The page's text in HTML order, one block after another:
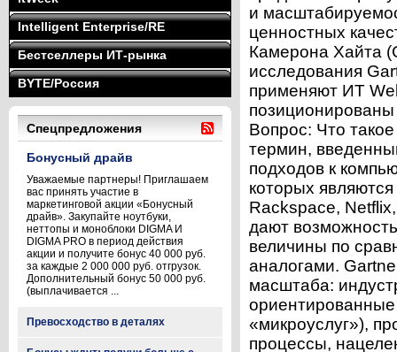
Intelligent Enterprise/RE
Бестселлеры ИТ-рынка
BYTE/Россия
Спецпредложения
Бонусный драйв
Уважаемые партнеры! Приглашаем
вас принять участие в
маркетинговой акции «Бонусный
драйв». Закупайте ноутбуки,
неттопы и моноблоки DIGMA И
DIGMA PRO в период действия
акции и получите бонус 40 000 руб.
за каждые 2 000 000 руб. отгрузок.
Дополнительный бонус 50 000 руб.
(выплачивается ...
Превосходство в деталях
и
ценностных
Камерона Хайта
исследования
применяют ИТ
Вопрос: Что
термин,
подходов к
которых
Rackspace,
дают
величины по
аналогами.
масштаба:
«микроуслуг»),
процессы,